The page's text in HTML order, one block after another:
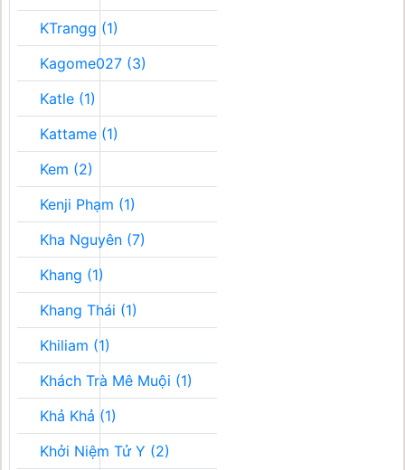
KTrangg (1)
Kagome027 (3)
Katle (1)
Kattame (1)
Kem (2)
Kenji Phạm (1)
Kha Nguyên (7)
Khang (1)
Khang Thái (1)
Khiliam (1)
Khách Trà Mê Muội (1)
Khả Khả (1)
Khởi Niệm Tử Y (2)